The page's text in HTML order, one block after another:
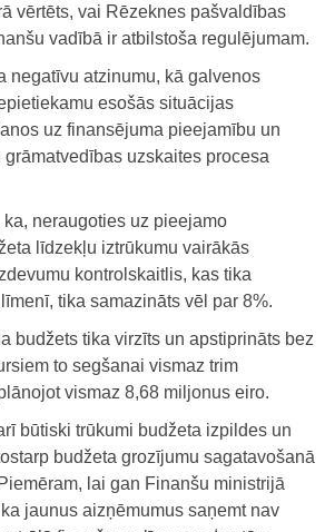
vērtēts, vai Rēzeknes pašvaldības
vadībā ir atbilstoša regulējumam.
negatīvu atzinumu, kā galvenos
esošās situācijas
uz finansējuma pieejamību un
uzskaites procesa
neraugoties uz pieejamo
līdzekļu iztrūkumu vairākās
kontrolskaitlis, kas tika
tika samazināts vēl par 8%.
budžets tika virzīts un apstiprināts bez
to segšanai vismaz trim
vismaz 8,68 miljonus eiro.
būtiski trūkumi budžeta izpildes un
budžeta grozījumu sagatavošanā
lai gan Finanšu ministrijā
jaunus aizņēmumus saņemt nav